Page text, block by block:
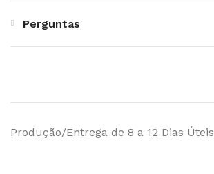
Perguntas
Produção/Entrega de 8 a 12 Dias Úteis